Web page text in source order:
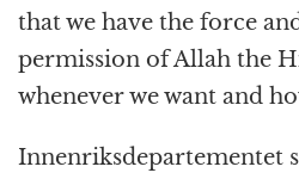
that we have the force
permission of Allah the
whenever we want and
Innenriksdepartementet